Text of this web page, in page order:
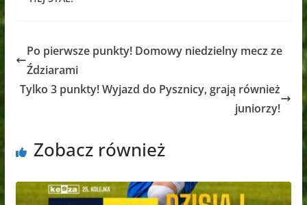
Po pierwsze punkty! Domowy niedzielny mecz ze
Ździarami
Tylko 3 punkty! Wyjazd do Pysznicy, grają również
juniorzy!
Zobacz również